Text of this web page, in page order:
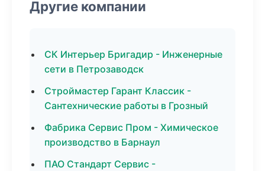
Другие компании
СК Интерьер Бригадир - Инженерные
сети в Петрозаводск
Строймастер Гарант Классик -
Сантехнические работы в Грозный
Фабрика Сервис Пром - Химическое
производство в Барнаул
ПАО Стандарт Сервис -